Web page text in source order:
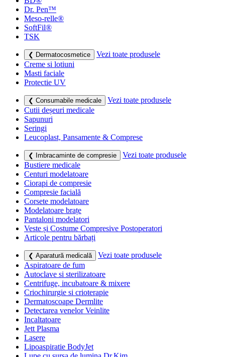
Dr. Pen™
Meso-relle®
SoftFil®
TSK
❮ Dermatocosmetice
Vezi toate produsele
Creme si lotiuni
Masti faciale
Protectie UV
❮ Consumabile medicale
Vezi toate produsele
Cutii deșeuri medicale
Sapunuri
Seringi
Leucoplast, Pansamente & Comprese
❮ Imbracaminte de compresie
Vezi toate produsele
Bustiere medicale
Centuri modelatoare
Ciorapi de compresie
Compresie facială
Corsete modelatoare
Modelatoare brațe
Pantaloni modelatori
Veste și Costume Compresive Postoperatori
Articole pentru bărbați
❮ Aparatură medicală
Vezi toate produsele
Aspiratoare de fum
Autoclave si sterilizatoare
Centrifuge, incubatoare & mixere
Criochirurgie si crioterapie
Dermatoscoape Dermlite
Detectarea venelor Veinlite
Incaltatoare
Jett Plasma
Lasere
Lipoaspiratie BodyJet